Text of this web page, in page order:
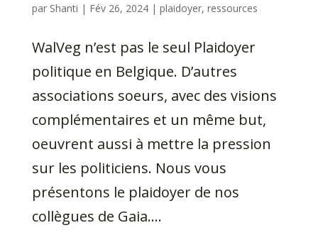
par Shanti | Fév 26, 2024| plaidoyer, ressources
WalVeg n’est pas le seul Plaidoyer
politique en Belgique. D’autres
associations soeurs, avec des visions
complémentaires et un même but,
oeuvrent aussi à mettre la pression
sur les politiciens. Nous vous
présentons le plaidoyer de nos
collègues de Gaia....